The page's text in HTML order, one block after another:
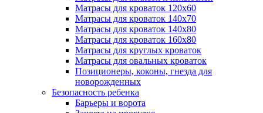
Матрасы для кроваток 120х60
Матрасы для кроваток 140х70
Матрасы для кроваток 140х80
Матрасы для кроваток 160х80
Матрасы для круглых кроваток
Матрасы для овальных кроваток
Позиционеры, коконы, гнезда для
новорожденных
Безопасность ребенка
Барьеры и ворота